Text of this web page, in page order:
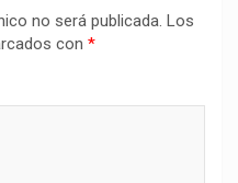
no será publicada. Los
con *